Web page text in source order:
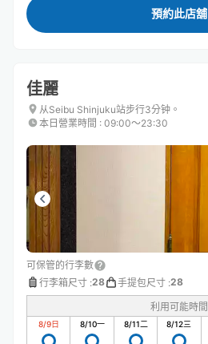
預約此店舖
佳麗
从Seibu Shinjuku站步行3分钟。
本日營業時間 : 09:00〜23:30
可保管的行李數
行李箱尺寸 :28 手提包尺寸 :28
利用可能時間
8/9日 8/10一 8/11二 8/12三